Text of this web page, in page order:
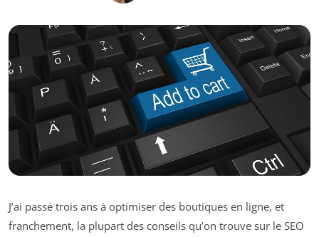
J’ai passé trois ans à optimiser des boutiques en ligne, et
franchement, la plupart des conseils qu’on trouve sur le SEO